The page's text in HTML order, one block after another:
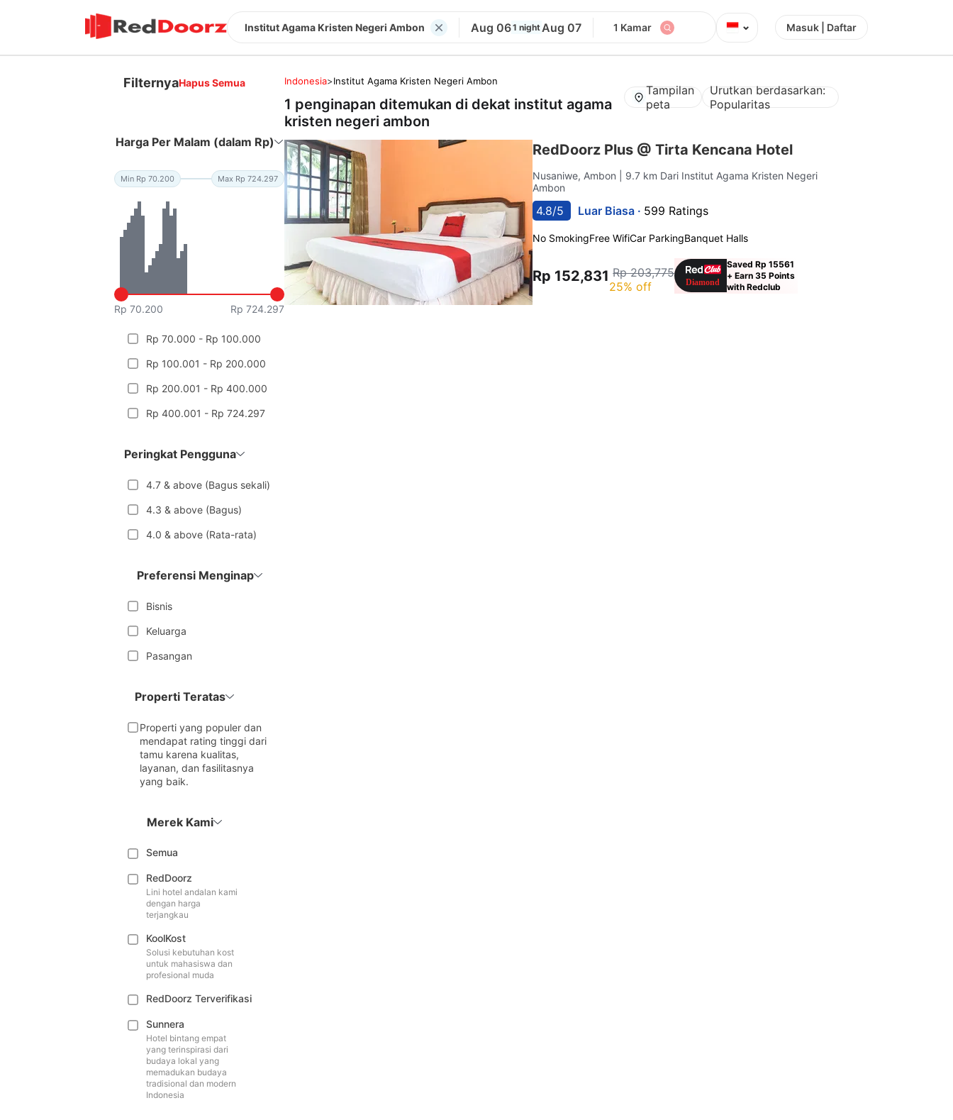
Institut Agama Kristen Negeri Ambon Aug 061 night Aug 07 1 Kamar ⌄ Masuk | Daftar
FilternyaHapus Semua
Harga Per Malam (dalam Rp)
Min Rp 70.200 Max Rp 724.297
Rp 70.200 Rp 724.297
Rp 70.000 - Rp 100.000
Rp 100.001 - Rp 200.000
Rp 200.001 - Rp 400.000
Rp 400.001 - Rp 724.297
Peringkat Pengguna
4.7 & above (Bagus sekali)
4.3 & above (Bagus)
4.0 & above (Rata-rata)
Preferensi Menginap
Bisnis
Keluarga
Pasangan
Properti Teratas
Properti yang populer dan
mendapat rating tinggi dari
tamu karena kualitas,
layanan, dan fasilitasnya
yang baik.
Merek Kami
Semua
RedDoorz
Lini hotel andalan kami
dengan harga
terjangkau
KoolKost
Solusi kebutuhan kost
untuk mahasiswa dan
profesional muda
RedDoorz Terverifikasi
Sunnera
Hotel bintang empat
yang terinspirasi dari
budaya lokal yang
memadukan budaya
tradisional dan modern
Indonesia
Indonesia>Institut Agama Kristen Negeri Ambon
1 penginapan ditemukan di dekat institut agama
kristen negeri ambon
Tampilan
peta
Urutkan berdasarkan:
Popularitas
RedDoorz Plus @ Tirta Kencana Hotel
Nusaniwe, Ambon
| 9.7 km Dari Institut Agama Kristen Negeri
Ambon
4.8/5 Luar Biasa · 599 Ratings
No SmokingFree WifiCar ParkingBanquet Halls
Rp 152,831 Rp 203,775
25% off
Saved Rp 15561
+ Earn 35 Points
with Redclub